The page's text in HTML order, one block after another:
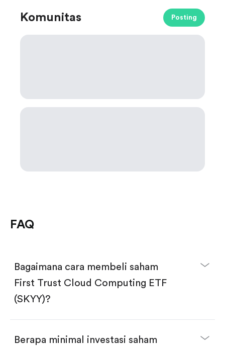
Komunitas Posting
FAQ
Bagaimana cara membeli saham
First Trust Cloud Computing ETF
(SKYY)?
Berapa minimal investasi saham